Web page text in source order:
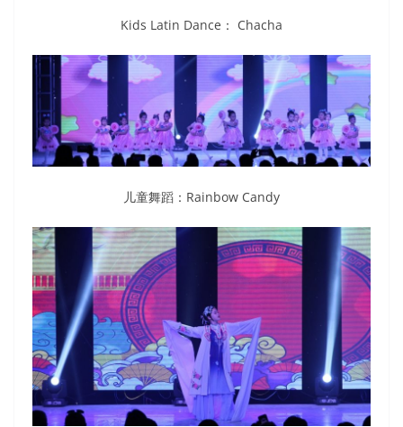
Kids Latin Dance： Chacha
儿童舞蹈：Rainbow Candy